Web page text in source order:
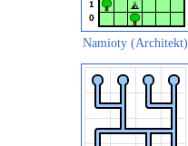
Namioty (Architekt)